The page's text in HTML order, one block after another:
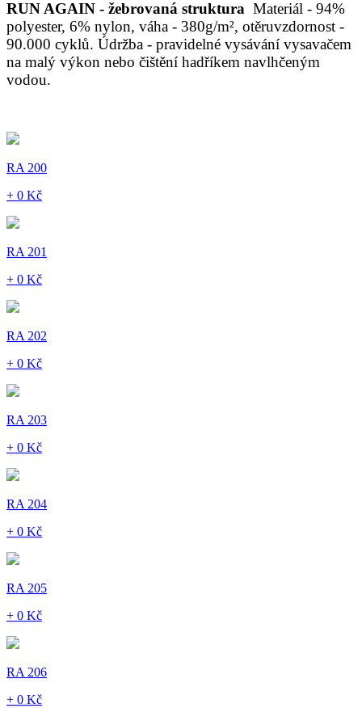
RUN AGAIN - žebrovaná struktura Materiál - 94%
polyester, 6% nylon, váha - 380g/m², otěruvzdornost -
90.000 cyklů. Údržba - pravidelné vysávání vysavačem
na malý výkon nebo čištění hadříkem navlhčeným
vodou.
RA 200
+ 0 Kč
RA 201
+ 0 Kč
RA 202
+ 0 Kč
RA 203
+ 0 Kč
RA 204
+ 0 Kč
RA 205
+ 0 Kč
RA 206
+ 0 Kč